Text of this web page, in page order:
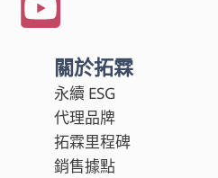
關於拓霖
永續 ESG
代理品牌
拓霖里程碑
銷售據點